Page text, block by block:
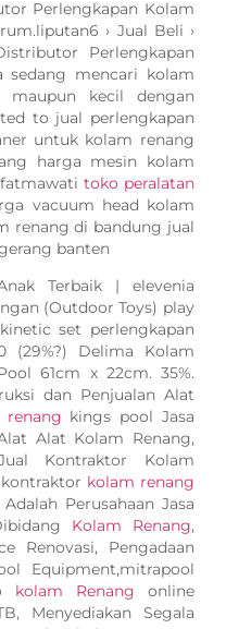
Perlengkapan Kolam
› Jual Beli ›
Perlengkapan
sedang mencari kolam
maupun kecil dengan
to jual perlengkapan
untuk kolam renang
harga mesin kolam
toko peralatan
vacuum head kolam
renang di bandung jual
banten
Terbaik | elevenia
(Outdoor Toys) play
set perlengkapan
(29%?) Delima Kolam
61cm x 22cm. 35%.
dan Penjualan Alat
renang kings pool Jasa
Alat Kolam Renang,
Kontraktor Kolam
kolam renang
Perusahaan Jasa
Kolam Renang,
Renovasi, Pengadaan
Equipment,mitrapool
kolam Renang online
Menyediakan Segala